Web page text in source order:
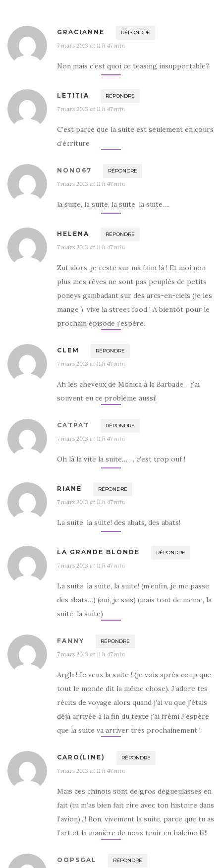
GRACIANNE RÉPONDRE
7 mars 2013 at 11 h 47 min
Non mais c’est quoi ce teasing insupportable?
LETITIA RÉPONDRE
7 mars 2013 at 11 h 47 min
C’est parce que la suite est seulement en cours
d’écriture
NONO67 RÉPONDRE
7 mars 2013 at 11 h 47 min
la suite, la suite, la suite, la suite….
HELENA RÉPONDRE
7 mars 2013 at 11 h 47 min
Zut alors, je reste sur ma faim là ! Et moi non
plus mes rêves ne sont pas peuplés de petits
poneys gambadant sur des arcs-en-ciels (je les
mange ), vive la street food ! A bientôt pour le
prochain épisode j’espère.
CLEM RÉPONDRE
7 mars 2013 at 11 h 47 min
Ah les cheveux de Monica à la Barbade… j’ai
souvent eu ce problème aussi!
CATPAT RÉPONDRE
7 mars 2013 at 11 h 47 min
Oh là là vite la suite……. c’est trop ouf !
RIANE RÉPONDRE
7 mars 2013 at 11 h 47 min
La suite, la suite! des abats, des abats!
LA GRANDE BLONDE RÉPONDRE
7 mars 2013 at 11 h 47 min
La suite, la suite, la suite! (m’enfin, je me passe
des abats…) (oui, je sais) (mais tout de meme, la
suite, la suite)
FANNY RÉPONDRE
7 mars 2013 at 11 h 47 min
Argh ! Je veux la suite ! (je vois après coup que
tout le monde dit la même chose). J’adore tes
récits de voyage alors quand j’ai vu que j’étais
déjà arrivée à la fin du texte j’ai frémi J’espère
que la suite va arriver très prochainement !
CARO(LINE) RÉPONDRE
7 mars 2013 at 11 h 47 min
Mais ces chinois sont de gros dégueulasses en
fait (tu m’as bien fait rire avec ton histoire dans
l’avion)..!! Bon, vivement la suite, parce que tu as
l’art et la manière de nous tenir en haleine là!!
OOPSGAL RÉPONDRE